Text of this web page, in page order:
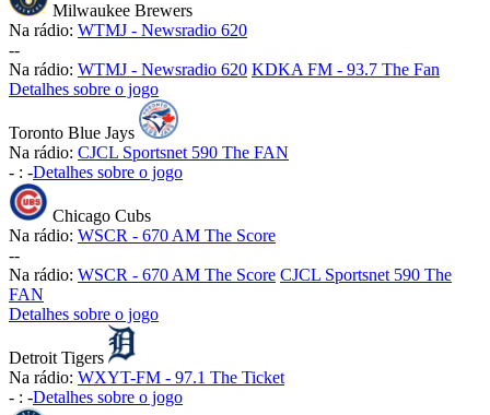
Milwaukee Brewers
Na rádio: WTMJ - Newsradio 620
--
Na rádio: WTMJ - Newsradio 620 KDKA FM - 93.7 The Fan
Detalhes sobre o jogo
Toronto Blue Jays
Na rádio: CJCL Sportsnet 590 The FAN
- : -Detalhes sobre o jogo
Chicago Cubs
Na rádio: WSCR - 670 AM The Score
--
Na rádio: WSCR - 670 AM The Score CJCL Sportsnet 590 The
FAN
Detalhes sobre o jogo
Detroit Tigers
Na rádio: WXYT-FM - 97.1 The Ticket
- : -Detalhes sobre o jogo